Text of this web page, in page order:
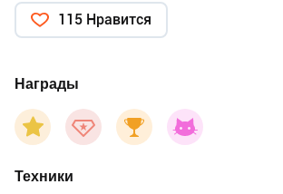
115 Нравится
Награды
Техники